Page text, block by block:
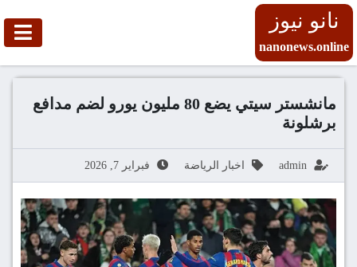
نانو نيوز
nanonews.online
مانشستر سيتي يضع 80 مليون يورو لضم مدافع
برشلونة
admin اخبار الرياضة فبراير 7, 2026